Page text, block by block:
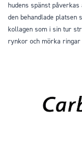
hudens spänst
den behandlade
kollagen som i sin tur
rynkor och mörka ringar